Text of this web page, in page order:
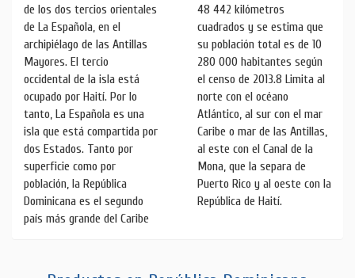
de los dos tercios orientales
de La Española, en el
archipiélago de las Antillas
Mayores. El tercio
occidental de la isla está
ocupado por Haití. Por lo
tanto, La Española es una
isla que está compartida por
dos Estados. Tanto por
superficie como por
población, la República
Dominicana es el segundo
país más grande del Caribe
48 442 kilómetros
cuadrados y se estima que
su población total es de 10
280 000 habitantes según
el censo de 2013.8 Limita al
norte con el océano
Atlántico, al sur con el mar
Caribe o mar de las Antillas,
al este con el Canal de la
Mona, que la separa de
Puerto Rico y al oeste con la
República de Haití.